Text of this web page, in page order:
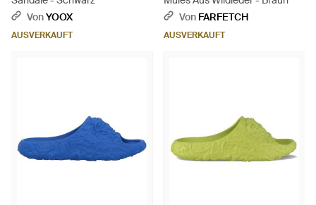
VonYOOX
AUSVERKAUFT
Von FARFETCH
AUSVERKAUFT